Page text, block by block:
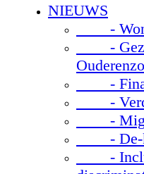
NIEUWS
-
-
-
-
-
- De-
-